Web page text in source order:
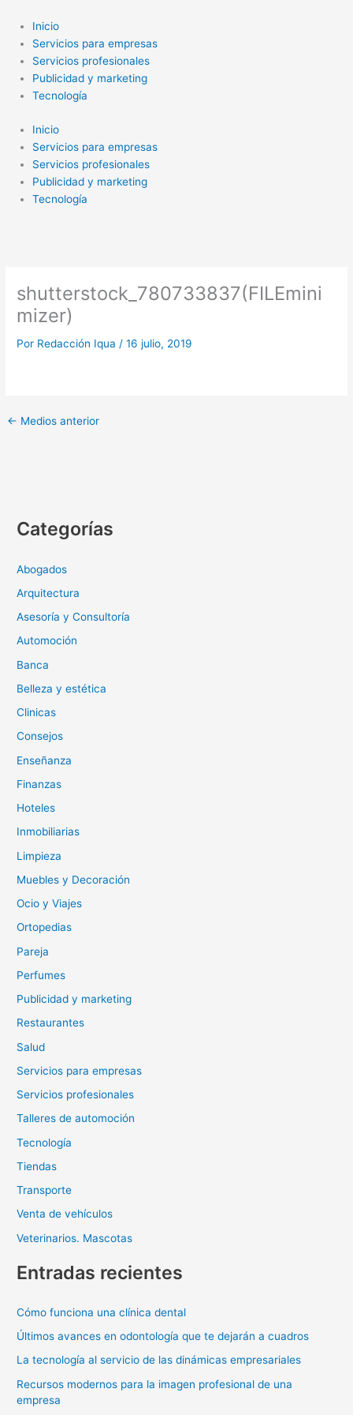
contenido
Inicio
Servicios para empresas
Servicios profesionales
Publicidad y marketing
Tecnología
Inicio
Servicios para empresas
Servicios profesionales
Publicidad y marketing
Tecnología
shutterstock_780733837(FILEmini
mizer)
Por Redacción Iqua /16 julio, 2019
← Medios anterior
Categorías
Abogados
Arquitectura
Asesoría y Consultoría
Automoción
Banca
Belleza y estética
Clinicas
Consejos
Enseñanza
Finanzas
Hoteles
Inmobiliarias
Limpieza
Muebles y Decoración
Ocio y Viajes
Ortopedias
Pareja
Perfumes
Publicidad y marketing
Restaurantes
Salud
Servicios para empresas
Servicios profesionales
Talleres de automoción
Tecnología
Tiendas
Transporte
Venta de vehículos
Veterinarios. Mascotas
Entradas recientes
Cómo funciona una clínica dental
Últimos avances en odontología que te dejarán a cuadros
La tecnología al servicio de las dinámicas empresariales
Recursos modernos para la imagen profesional de una
empresa